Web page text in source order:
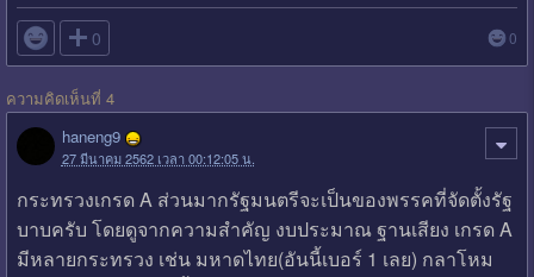
 0 0
ความคิดเห็นที่ 4
haneng9
27 มีนาคม 2562 เวลา 00:12:05 น.
กระทรวงเกรด A ส่วนมากรัฐมนตรีจะเป็นของพรรคที่จัดตั้งรัฐ
บาบครับ โดยดูจากความสำคัญ งบประมาณ ฐานเสียง เกรด A
มีหลายกระทรวง เช่น มหาดไทย(อันนี้เบอร์ 1 เลย) กลาโหม